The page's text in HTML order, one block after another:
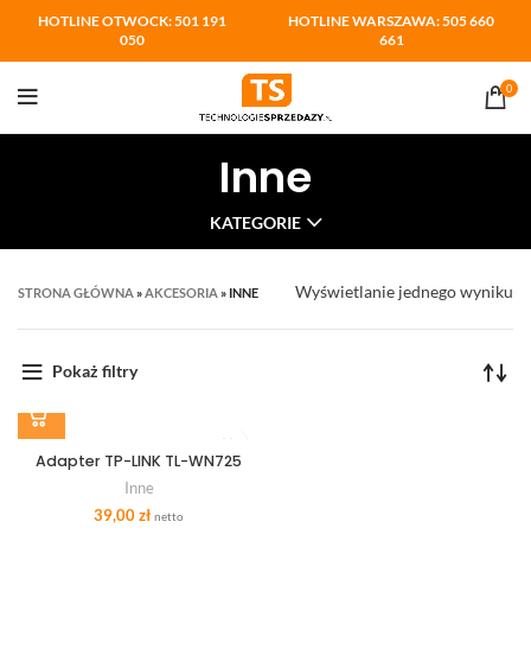
HOTLINE OTWOCK: 501 191
050
HOTLINE WARSZAWA: 505 660
661
0
Inne
KATEGORIE
STRONA GŁÓWNA »AKCESORIA » INNE Wyświetlanie jednego wyniku
Pokaż filtry
Adapter TP-LINK TL-WN725
Inne
39,00 zł netto